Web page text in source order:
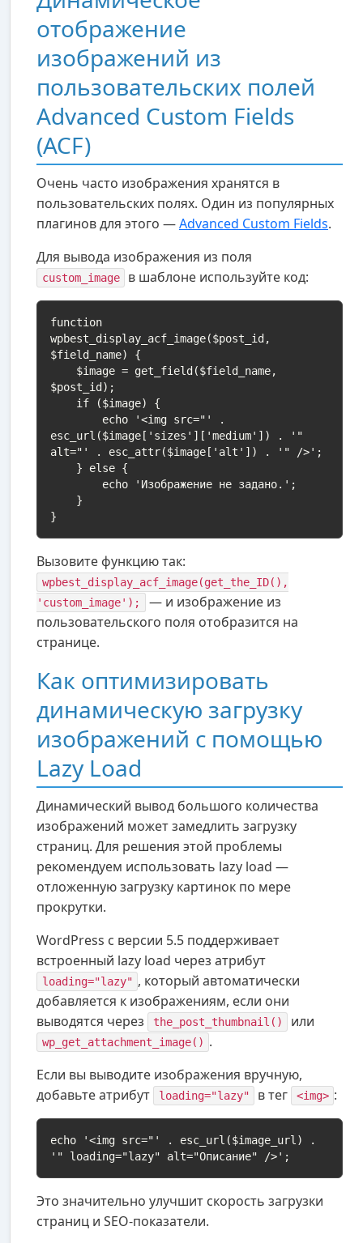
отображение
изображений из
пользовательских полей
Advanced Custom Fields
(ACF)
Очень часто изображения хранятся в
пользовательских полях. Один из популярных
плагинов для этого —Advanced Custom Fields.
Для вывода изображения из поля
custom_image в шаблоне используйте код:
function
wpbest_display_acf_image($post_id,
$field_name) {
$post_id);
esc_url($image['sizes']['medium']) . '"
alt="' . esc_attr($image['alt']) . '" />';
}
Вызовите функцию так:
wpbest_display_acf_image(get_the_ID(),
'custom_image');
— и изображение из
пользовательского поля отобразится на
странице.
Как оптимизировать
динамическую загрузку
изображений с помощью
Lazy Load
Динамический вывод большого количества
изображений может замедлить загрузку
страниц. Для решения этой проблемы
рекомендуем использовать lazy load —
отложенную загрузку картинок по мере
прокрутки.
WordPress с версии 5.5 поддерживает
встроенный lazy load через атрибут
loading="lazy" , который автоматически
добавляется к изображениям, если они
выводятся через
the_post_thumbnail() или
wp_get_attachment_image() .
Если вы выводите изображения вручную,
добавьте атрибут
loading="lazy" в тег <img> :
echo '<img src="' . esc_url($image_url) .
'" loading="lazy" alt="Описание" />';
Это значительно улучшит скорость загрузки
страниц и SEO-показатели.